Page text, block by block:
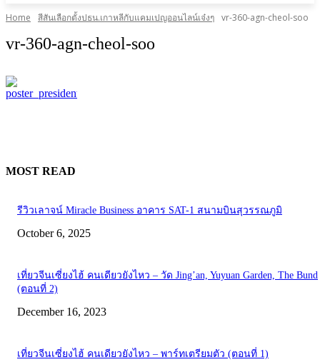
Home สีสันเลือกตั้งปธน.เกาหลีกับแคมเปญออนไลน์เจ๋งๆ vr-360-agn-cheol-soo
vr-360-agn-cheol-soo
MOST READ
รีวิวเลาจน์ Miracle Business อาคาร SAT-1 สนามบินสุวรรณภูมิ
October 6, 2025
เที่ยวจีนเซี่ยงไฮ้ คนเดียวยังไหว – วัด Jing’an, Yuyuan Garden, The Bund
(ตอนที่ 2)
December 16, 2023
เที่ยวจีนเซี่ยงไฮ้ คนเดียวยังไหว – พาร์ทเตรียมตัว (ตอนที่ 1)